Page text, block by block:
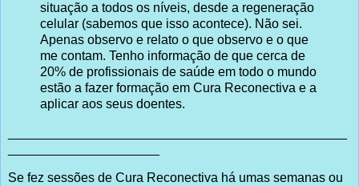
situação a todos os níveis, desde a regeneração
celular (sabemos que isso acontece). Não sei.
Apenas observo e relato o que observo e o que
me contam. Tenho informação de que cerca de
20% de profissionais de saúde em todo o mundo
estão a fazer formação em Cura Reconectiva e a
aplicar aos seus doentes.
Se fez sessões de Cura Reconectiva há umas semanas ou